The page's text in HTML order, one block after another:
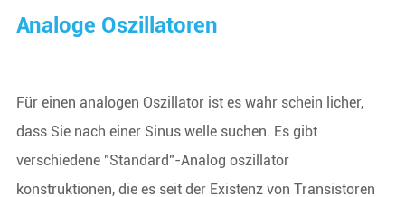
Analoge Oszillatoren
Für einen analogen Oszillator ist es wahr schein licher,
dass Sie nach einer Sinus welle suchen. Es gibt
verschiedene "Standard"-Analog oszillator
konstruktionen, die es seit der Existenz von Transistoren